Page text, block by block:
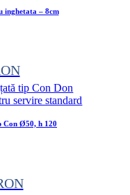
inghetata – 8cm
Con Ø50, h 120